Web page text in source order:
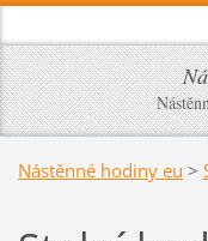
Nástěnné hodiny eu >